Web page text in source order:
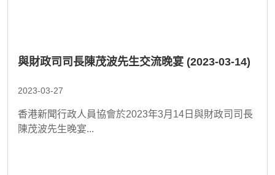
與財政司司長陳茂波先生交流晚宴 (2023-03-14)
2023-03-27
香港新聞行政人員協會於2023年3月14日與財政司司長
陳茂波先生晚宴...